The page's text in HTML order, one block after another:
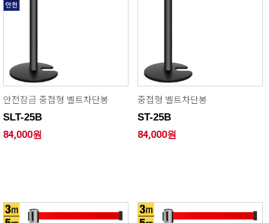
안전잠금 중첩형 벨트차단봉
SLT-25B
84,000원
중첩형 벨트차단봉
ST-25B
84,000원